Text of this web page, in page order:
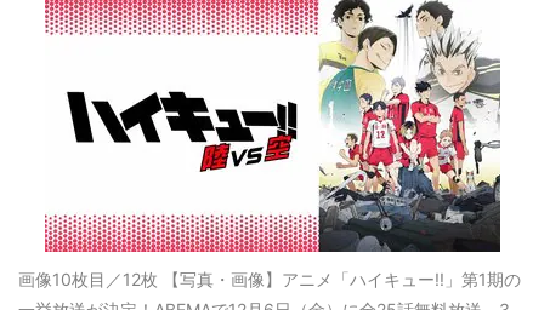
画像10枚目／12枚 【写真・画像】アニメ「ハイキュー!!」第1期の